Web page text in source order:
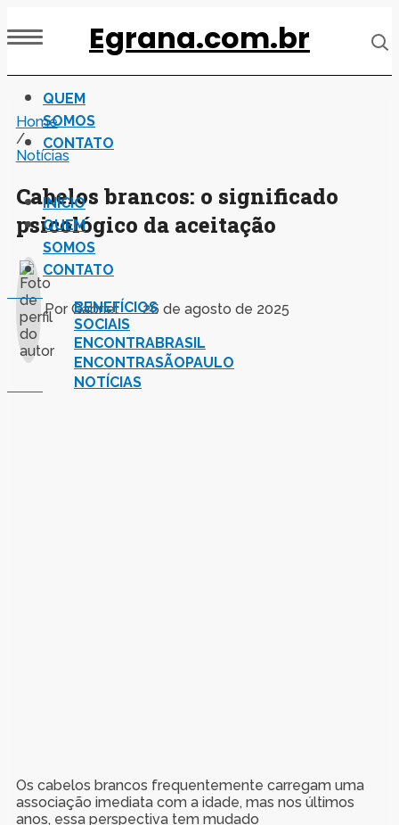
Egrana.com.br
QUEM
SOMOS
CONTATO
INÍCIO
QUEM
SOMOS
CONTATO
BENEFÍCIOS
SOCIAIS
ENCONTRABRASIL
ENCONTRASÃOPAULO
NOTÍCIAS
Home
/
Notícias
Cabelos brancos: o significado
psicológico da aceitação
Por Gabriel 26 de agosto de 2025
Os cabelos brancos frequentemente carregam uma
associação imediata com a idade, mas nos últimos
anos, essa perspectiva tem mudado